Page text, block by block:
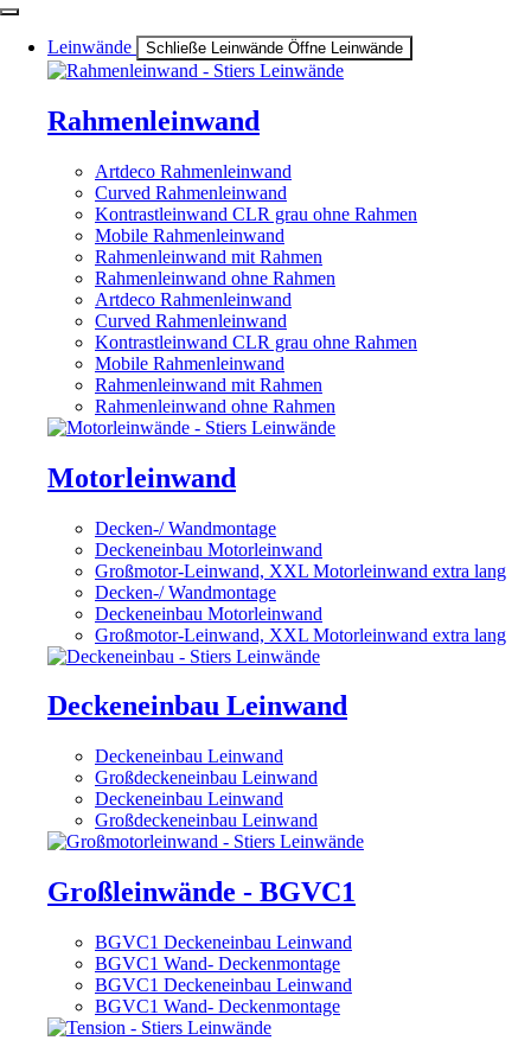
Leinwände Schließe Leinwände Öffne Leinwände
Rahmenleinwand
Artdeco Rahmenleinwand
Curved Rahmenleinwand
Kontrastleinwand CLR grau ohne Rahmen
Mobile Rahmenleinwand
Rahmenleinwand mit Rahmen
Rahmenleinwand ohne Rahmen
Artdeco Rahmenleinwand
Curved Rahmenleinwand
Kontrastleinwand CLR grau ohne Rahmen
Mobile Rahmenleinwand
Rahmenleinwand mit Rahmen
Rahmenleinwand ohne Rahmen
Motorleinwand
Decken-/ Wandmontage
Deckeneinbau Motorleinwand
Großmotor-Leinwand, XXL Motorleinwand extra lang
Decken-/ Wandmontage
Deckeneinbau Motorleinwand
Großmotor-Leinwand, XXL Motorleinwand extra lang
Deckeneinbau Leinwand
Deckeneinbau Leinwand
Großdeckeneinbau Leinwand
Deckeneinbau Leinwand
Großdeckeneinbau Leinwand
Großleinwände - BGVC1
BGVC1 Deckeneinbau Leinwand
BGVC1 Wand- Deckenmontage
BGVC1 Deckeneinbau Leinwand
BGVC1 Wand- Deckenmontage